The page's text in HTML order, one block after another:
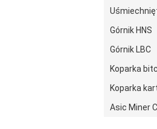
Górnik HNS
Górnik LBC
Koparka
Koparka
Asic Miner